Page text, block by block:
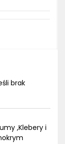
brak
,Klebery i